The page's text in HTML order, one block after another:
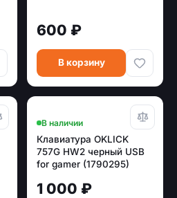
600 ₽
В корзину
В наличии
Клавиатура OKLICK
757G HW2 черный USB
for gamer (1790295)
1 000 ₽